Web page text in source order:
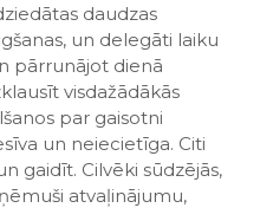
daudzas
un delegāti laiku
pārrunājot dienā
visdažādākās
par gaisotni
un neiecietīga. Citi
gaidīt. Cilvēki sūdzējās,
atvaļinājumu,